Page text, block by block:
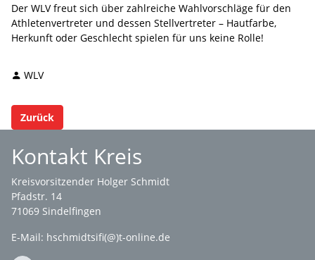
Der WLV freut sich über zahlreiche Wahlvorschläge für den
Athletenvertreter und dessen Stellvertreter – Hautfarbe,
Herkunft oder Geschlecht spielen für uns keine Rolle!
WLV
Zurück
Kontakt Kreis
Kreisvorsitzender Holger Schmidt
Pfadstr. 14
71069 Sindelfingen
E-Mail: hschmidtsifi(@)t-online.de